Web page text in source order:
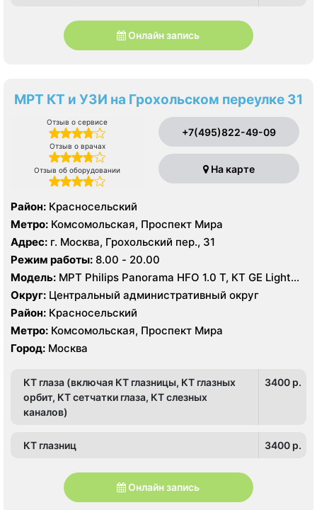
Онлайн запись
МРТ КТ и УЗИ на Грохольском переулке 31
Отзыв о сервисе
Отзыв о врачах
Отзыв об оборудовании
+7(495)822-49-09
На карте
Район: Красносельский
Метро: Комсомольская, Проспект Мира
Адрес: г. Москва, Грохольский пер., 31
Режим работы: 8.00 - 20.00
Модель: МРТ Philips Panorama HFO 1.0 Т, КТ GE Light
Speed 64 среза, УЗИ Philips iU22, GE Logiq 7, Siemens
Acuson S2000, GE Vivid E9
Округ: Центральный административный округ
Район: Красносельский
Метро: Комсомольская, Проспект Мира
Город: Москва
КТ глаза (включая КТ глазницы, КТ глазных
орбит, КТ сетчатки глаза, КТ слезных
каналов)
3400 p.
КТ глазниц 3400 p.
Онлайн запись